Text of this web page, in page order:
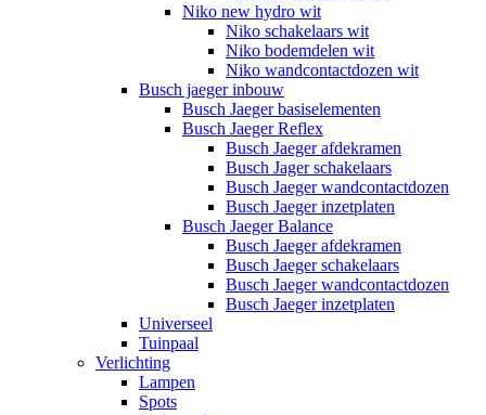
Niko new hydro wit
Niko schakelaars wit
Niko bodemdelen wit
Niko wandcontactdozen wit
Busch jaeger inbouw
Busch Jaeger basiselementen
Busch Jaeger Reflex
Busch Jaeger afdekramen
Busch Jager schakelaars
Busch Jaeger wandcontactdozen
Busch Jaeger inzetplaten
Busch Jaeger Balance
Busch Jaeger afdekramen
Busch Jaeger schakelaars
Busch Jaeger wandcontactdozen
Busch Jaeger inzetplaten
Universeel
Tuinpaal
Verlichting
Lampen
Spots